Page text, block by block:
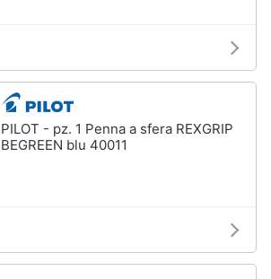
PILOT - pz. 1 Penna a sfera REXGRIP
BEGREEN blu 40011